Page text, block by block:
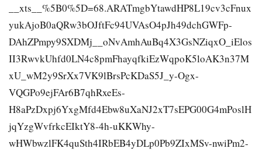
__xts__%5B0%5D=68.ARATmgbYtawdHP8L19cv3cFnux
yukAjoB0aQRw3bOJftFc94UVAsO4pJh49dchGWFp-
DAhZPmpy9SXDMj__oNvAmhAuBq4X3GsNZiqxO_iElos
II3RwvkUhfd0LN4c8pmFhayqfkiEzWqpoK5loAK3n37M
xU_wM2y9SrXx7VK9lBrsPcKDaS5J_y-Ogx-
VQGPo9ejFAr6B7qhRxeEs-
H8aPzDxpj6YxgMfd4Ebw8uXaNJ2xT7sEPG00G4mPoslH
jqYzgWvfrkcEIktY8-4h-uKKWhy-
wHWbwzlFK4quSth4IRbEB4yDLp0Pb9ZIxMSv-nwiPm2-